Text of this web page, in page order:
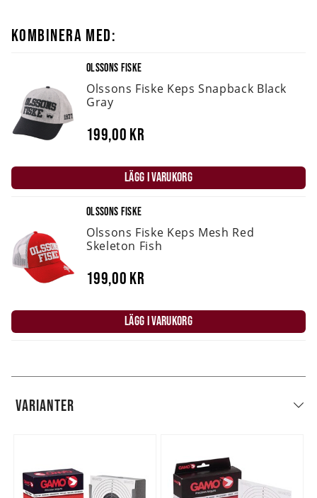
KOMBINERA MED:
OLSSONS FISKE
Olssons Fiske Keps Snapback Black
Gray
199,00 kr
LÄGG I VARUKORG
OLSSONS FISKE
Olssons Fiske Keps Mesh Red
Skeleton Fish
199,00 kr
LÄGG I VARUKORG
VARIANTER